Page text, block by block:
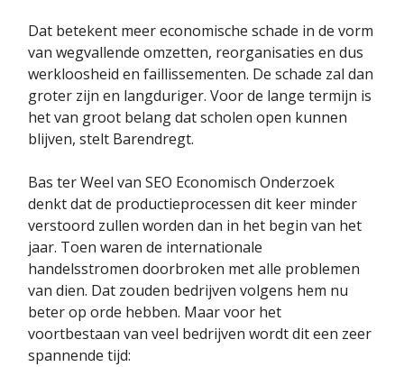
Dat betekent meer economische schade in de vorm
van wegvallende omzetten, reorganisaties en dus
werkloosheid en faillissementen. De schade zal dan
groter zijn en langduriger. Voor de lange termijn is
het van groot belang dat scholen open kunnen
blijven, stelt Barendregt.
Bas ter Weel van SEO Economisch Onderzoek
denkt dat de productieprocessen dit keer minder
verstoord zullen worden dan in het begin van het
jaar. Toen waren de internationale
handelsstromen doorbroken met alle problemen
van dien. Dat zouden bedrijven volgens hem nu
beter op orde hebben. Maar voor het
voortbestaan van veel bedrijven wordt dit een zeer
spannende tijd: